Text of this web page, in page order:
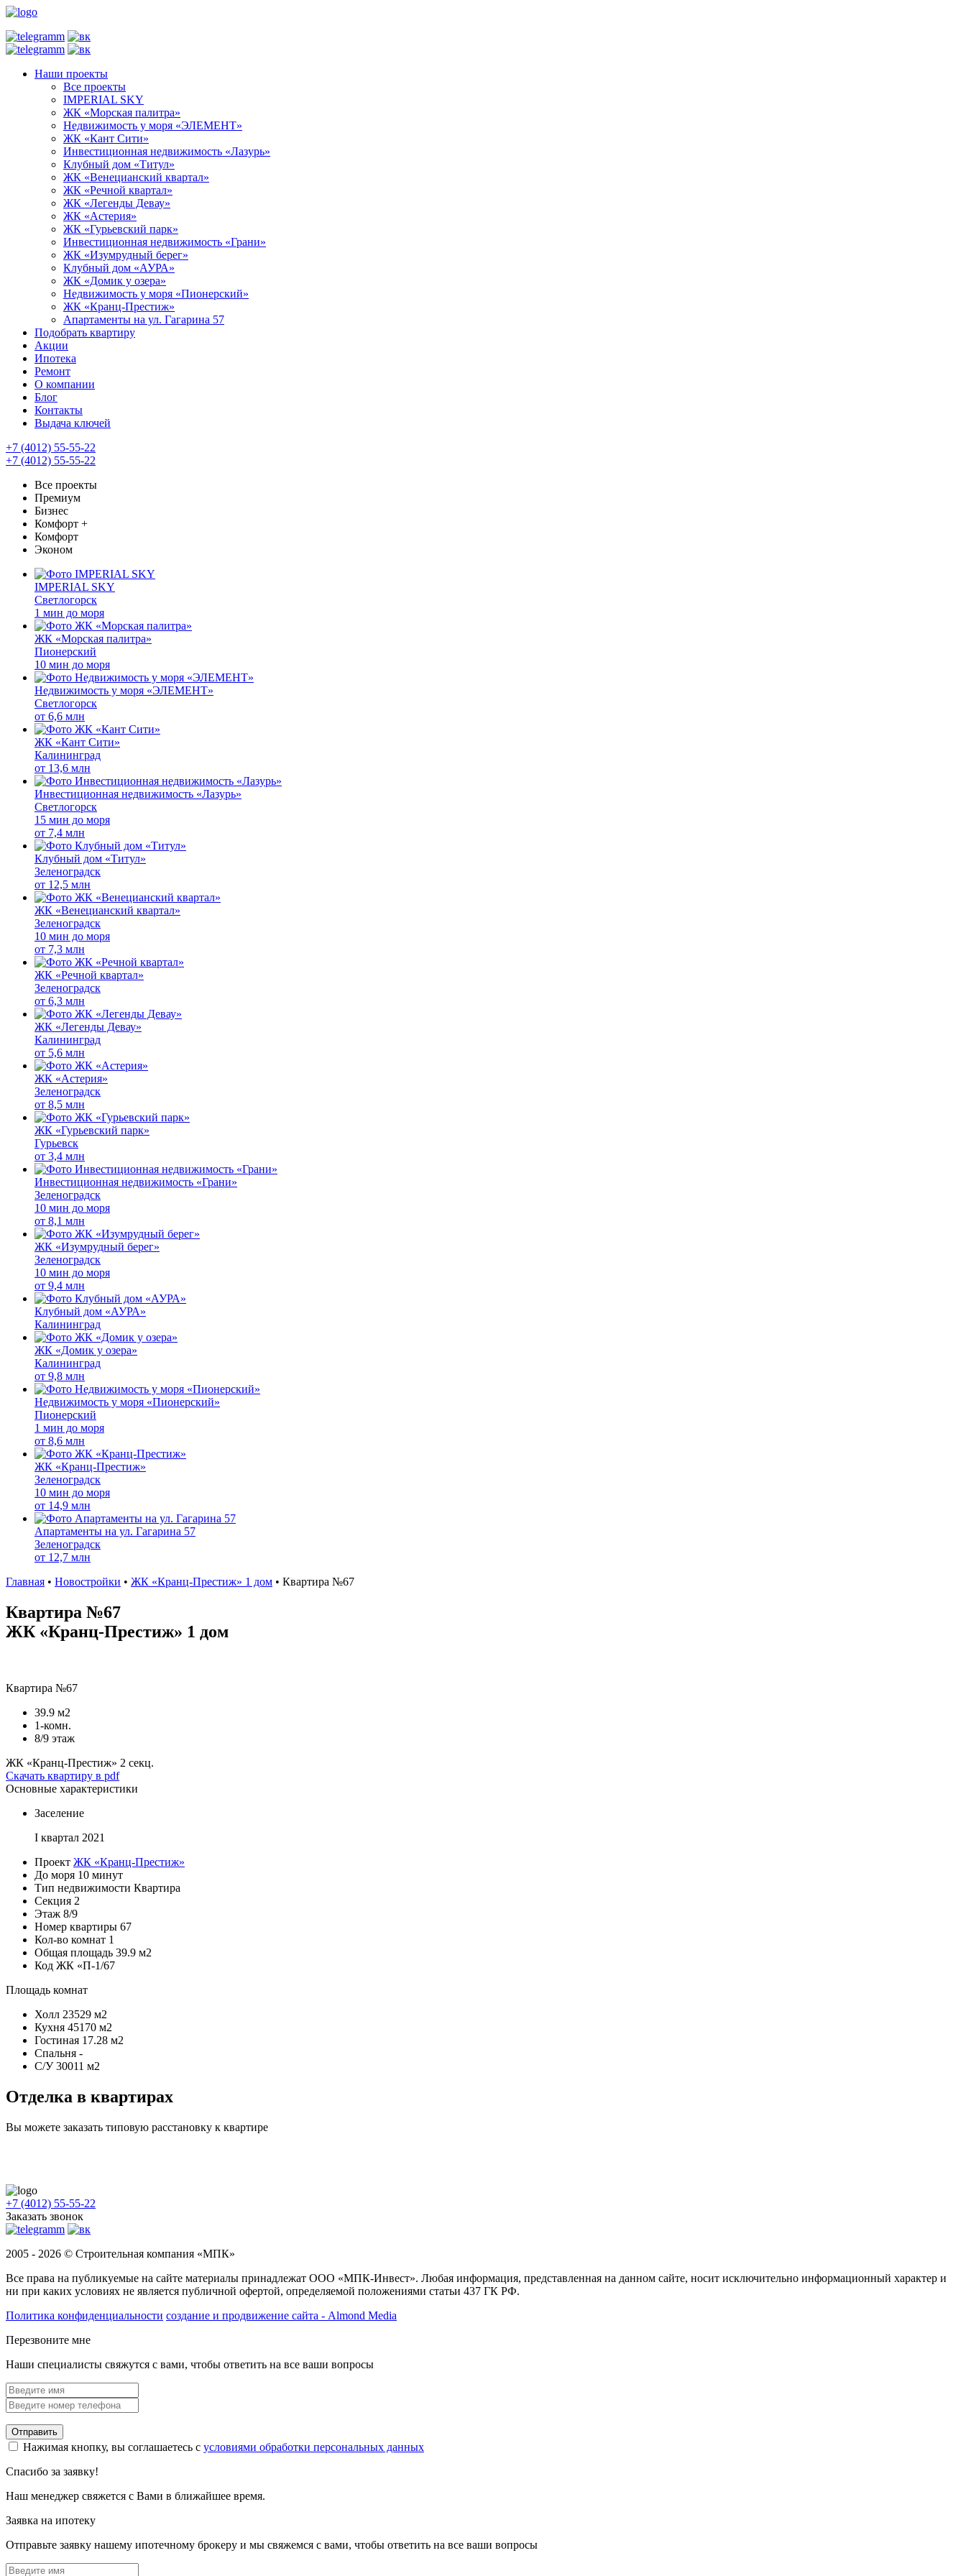
Наши проекты
Все проекты
IMPERIAL SKY
ЖК «Морская палитра»
Недвижимость у моря «ЭЛЕМЕНТ»
ЖК «Кант Сити»
Инвестиционная недвижимость «Лазурь»
Клубный дом «Титул»
ЖК «Венецианский квартал»
ЖК «Речной квартал»
ЖК «Легенды Девау»
ЖК «Астерия»
ЖК «Гурьевский парк»
Инвестиционная недвижимость «Грани»
ЖК «Изумрудный берег»
Клубный дом «АУРА»
ЖК «Домик у озера»
Недвижимость у моря «Пионерский»
ЖК «Кранц-Престиж»
Апартаменты на ул. Гагарина 57
Подобрать квартиру
Акции
Ипотека
Ремонт
О компании
Блог
Контакты
Выдача ключей
+7 (4012) 55-55-22
+7 (4012) 55-55-22
Все проекты
Премиум
Бизнес
Комфорт +
Комфорт
Эконом
IMPERIAL SKY
Светлогорск
1 мин до моря
ЖК «Морская палитра»
Пионерский
10 мин до моря
Недвижимость у моря «ЭЛЕМЕНТ»
Светлогорск
от 6,6 млн
ЖК «Кант Сити»
Калининград
от 13,6 млн
Инвестиционная недвижимость «Лазурь»
Светлогорск
15 мин до моря
от 7,4 млн
Клубный дом «Титул»
Зеленоградск
от 12,5 млн
ЖК «Венецианский квартал»
Зеленоградск
10 мин до моря
от 7,3 млн
ЖК «Речной квартал»
Зеленоградск
от 6,3 млн
ЖК «Легенды Девау»
Калининград
от 5,6 млн
ЖК «Астерия»
Зеленоградск
от 8,5 млн
ЖК «Гурьевский парк»
Гурьевск
от 3,4 млн
Инвестиционная недвижимость «Грани»
Зеленоградск
10 мин до моря
от 8,1 млн
ЖК «Изумрудный берег»
Зеленоградск
10 мин до моря
от 9,4 млн
Клубный дом «АУРА»
Калининград
ЖК «Домик у озера»
Калининград
от 9,8 млн
Недвижимость у моря «Пионерский»
Пионерский
1 мин до моря
от 8,6 млн
ЖК «Кранц-Престиж»
Зеленоградск
10 мин до моря
от 14,9 млн
Апартаменты на ул. Гагарина 57
Зеленоградск
от 12,7 млн
Главная • Новостройки • ЖК «Кранц-Престиж» 1 дом • Квартира №67
Квартира №67
ЖК «Кранц-Престиж» 1 дом
Квартира №67
39.9 м2
1-комн.
8/9 этаж
ЖК «Кранц-Престиж» 2 секц.
Скачать квартиру в pdf
Основные характеристики
Заселение
I квартал 2021
Проект ЖК «Кранц-Престиж»
До моря 10 минут
Тип недвижимости Квартира
Секция 2
Этаж 8/9
Номер квартиры 67
Кол-во комнат 1
Общая площадь 39.9 м2
Код ЖК «П-1/67
Площадь комнат
Холл 23529 м2
Кухня 45170 м2
Гостиная 17.28 м2
Спальня -
С/У 30011 м2
Отделка в квартирах
Вы можете заказать типовую расстановку к квартире
+7 (4012) 55-55-22
Заказать звонок
2005 - 2026 © Строительная компания «МПК»
Все права на публикуемые на сайте материалы принадлежат ООО «МПК-Инвест». Любая информация, представленная на данном сайте, носит исключительно информационный характер и
ни при каких условиях не является публичной офертой, определяемой положениями статьи 437 ГК РФ.
Политика конфиденциальности создание и продвижение сайта - Almond Media
Перезвоните мне
Наши специалисты свяжутся с вами, чтобы ответить на все ваши вопросы
Отправить
Нажимая кнопку, вы соглашаетесь с условиями обработки персональных данных
Спасибо за заявку!
Наш менеджер свяжется с Вами в ближайшее время.
Заявка на ипотеку
Отправьте заявку нашему ипотечному брокеру и мы свяжемся с вами, чтобы ответить на все ваши вопросы